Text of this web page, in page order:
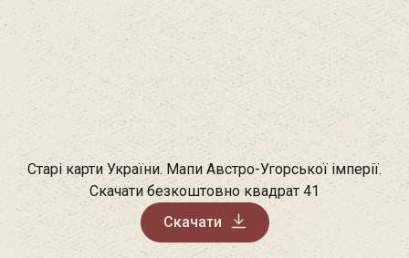
Старі карти України. Мапи Австро-Угорської імперії.
Скачати безкоштовно квадрат 41
Скачати